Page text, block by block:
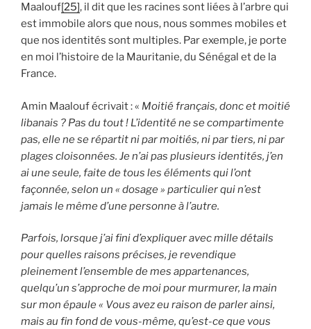
Maalouf[25], il dit que les racines sont liées à l’arbre qui
est immobile alors que nous, nous sommes mobiles et
que nos identités sont multiples. Par exemple, je porte
en moi l’histoire de la Mauritanie, du Sénégal et de la
France.
Amin Maalouf écrivait : « Moitié français, donc et moitié
libanais ? Pas du tout ! L’identité ne se compartimente
pas, elle ne se répartit ni par moitiés, ni par tiers, ni par
plages cloisonnées. Je n’ai pas plusieurs identités, j’en
ai une seule, faite de tous les éléments qui l’ont
façonnée, selon un « dosage » particulier qui n’est
jamais le même d’une personne à l’autre.
Parfois, lorsque j’ai fini d’expliquer avec mille détails
pour quelles raisons précises, je revendique
pleinement l’ensemble de mes appartenances,
quelqu’un s’approche de moi pour murmurer, la main
sur mon épaule « Vous avez eu raison de parler ainsi,
mais au fin fond de vous-même, qu’est-ce que vous